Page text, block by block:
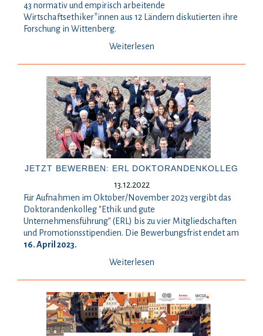
43 normativ und empirisch arbeitende
Wirtschaftsethiker*innen aus 12 Ländern diskutierten ihre
Forschung in Wittenberg.
Weiterlesen
JETZT BEWERBEN: ERL DOKTORANDENKOLLEG
13.12.2022
Für Aufnahmen im Oktober/November 2023 vergibt das
Doktorandenkolleg "Ethik und gute
Unternehmensführung" (ERL) bis zu vier Mitgliedschaften
und Promotionsstipendien. Die Bewerbungsfrist endet am
16. April 2023.
Weiterlesen